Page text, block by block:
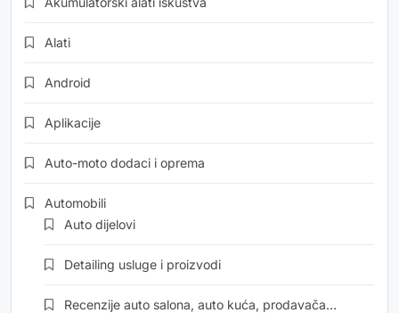
Alati
Android
Aplikacije
Auto-moto dodaci i oprema
Automobili
Auto dijelovi
Detailing usluge i proizvodi
Recenzije auto salona, auto kuća, prodavača…